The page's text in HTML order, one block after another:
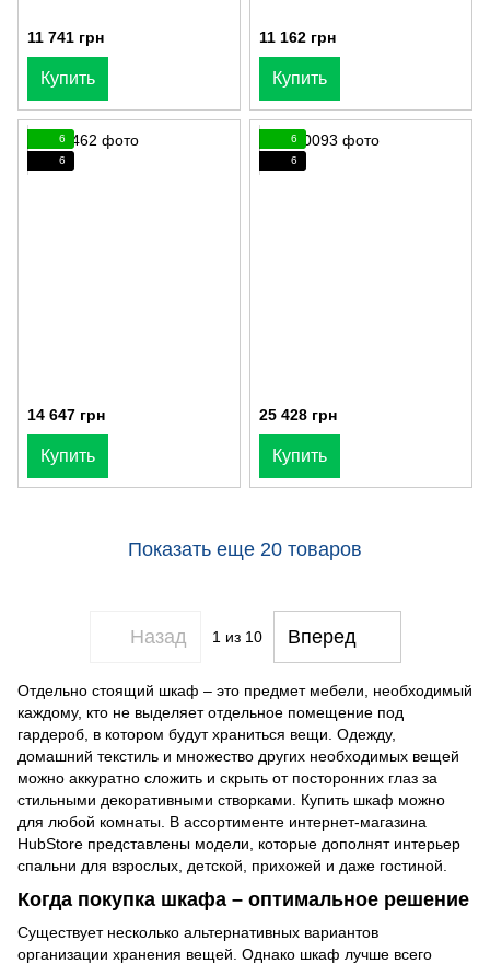
11 741 грн
Купить
11 162 грн
Купить
6
6
14 647 грн
Купить
6
6
25 428 грн
Купить
Показать еще 20 товаров
Назад 1из 10 Вперед
Отдельно стоящий шкаф – это предмет мебели, необходимый
каждому, кто не выделяет отдельное помещение под
гардероб, в котором будут храниться вещи. Одежду,
домашний текстиль и множество других необходимых вещей
можно аккуратно сложить и скрыть от посторонних глаз за
стильными декоративными створками. Купить шкаф можно
для любой комнаты. В ассортименте интернет-магазина
HubStore представлены модели, которые дополнят интерьер
спальни для взрослых, детской, прихожей и даже гостиной.
Когда покупка шкафа – оптимальное решение
Существует несколько альтернативных вариантов
организации хранения вещей. Однако шкаф лучше всего